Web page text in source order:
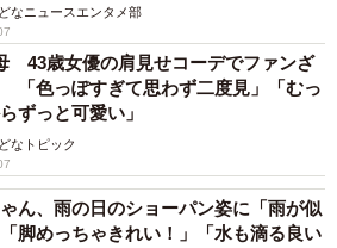
なニュースエンタメ部
43歳女優の肩見せコーデでファンざ
「色っぽすぎて思わず二度見」「むっ
ずっと可愛い」
なトピック
ん、雨の日のショーパン姿に「雨が似
脚めっちゃきれい！」「水も滴る良い